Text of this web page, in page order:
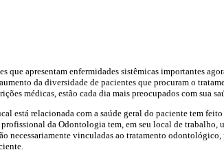
que apresentam enfermidades sistêmicas importantes
da diversidade de pacientes que procuram o
médicas, estão cada dia mais preocupados com sua
está relacionada com a saúde geral do paciente tem
da Odontologia tem, em seu local de trabalho,
necessariamente vinculadas ao tratamento odontológico,